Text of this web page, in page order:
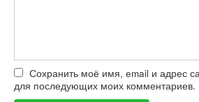
Сохранить моё имя, email и адрес
для последующих моих комментариев.